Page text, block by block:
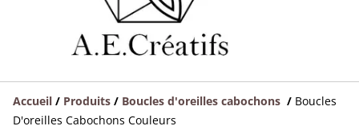
Accueil / Produits / Boucles d'oreilles cabochons / Boucles
D'oreilles Cabochons Couleurs